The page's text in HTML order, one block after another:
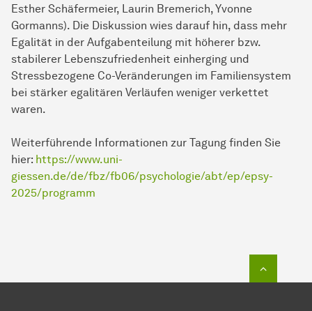
Esther Schäfermeier, Laurin Bremerich, Yvonne
Gormanns). Die Diskussion wies darauf hin, dass mehr
Egalität in der Aufgabenteilung mit höherer bzw.
stabilerer Lebenszufriedenheit einherging und
Stressbezogene Co-Veränderungen im Familiensystem
bei stärker egalitären Verläufen weniger verkettet
waren.
Weiterführende Informationen zur Tagung finden Sie
hier: https://www.uni-
giessen.de/de/fbz/fb06/psychologie/abt/ep/epsy-
2025/programm